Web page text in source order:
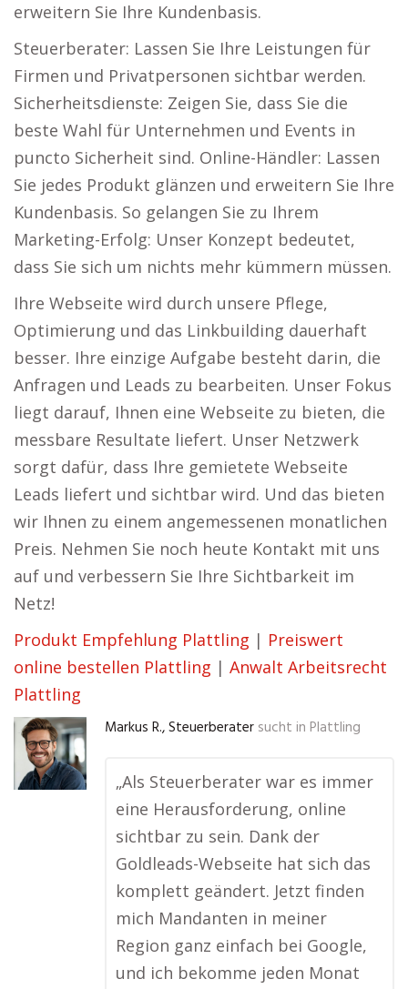
erweitern Sie Ihre Kundenbasis.
Steuerberater: Lassen Sie Ihre Leistungen für
Firmen und Privatpersonen sichtbar werden.
Sicherheitsdienste: Zeigen Sie, dass Sie die
beste Wahl für Unternehmen und Events in
puncto Sicherheit sind. Online-Händler: Lassen
Sie jedes Produkt glänzen und erweitern Sie Ihre
Kundenbasis. So gelangen Sie zu Ihrem
Marketing-Erfolg: Unser Konzept bedeutet,
dass Sie sich um nichts mehr kümmern müssen.
Ihre Webseite wird durch unsere Pflege,
Optimierung und das Linkbuilding dauerhaft
besser. Ihre einzige Aufgabe besteht darin, die
Anfragen und Leads zu bearbeiten. Unser Fokus
liegt darauf, Ihnen eine Webseite zu bieten, die
messbare Resultate liefert. Unser Netzwerk
sorgt dafür, dass Ihre gemietete Webseite
Leads liefert und sichtbar wird. Und das bieten
wir Ihnen zu einem angemessenen monatlichen
Preis. Nehmen Sie noch heute Kontakt mit uns
auf und verbessern Sie Ihre Sichtbarkeit im
Netz!
Produkt Empfehlung Plattling | Preiswert
online bestellen Plattling | Anwalt Arbeitsrecht
Plattling
Markus R., Steuerberater sucht in Plattling
„Als Steuerberater war es immer
eine Herausforderung, online
sichtbar zu sein. Dank der
Goldleads-Webseite hat sich das
komplett geändert. Jetzt finden
mich Mandanten in meiner
Region ganz einfach bei Google,
und ich bekomme jeden Monat